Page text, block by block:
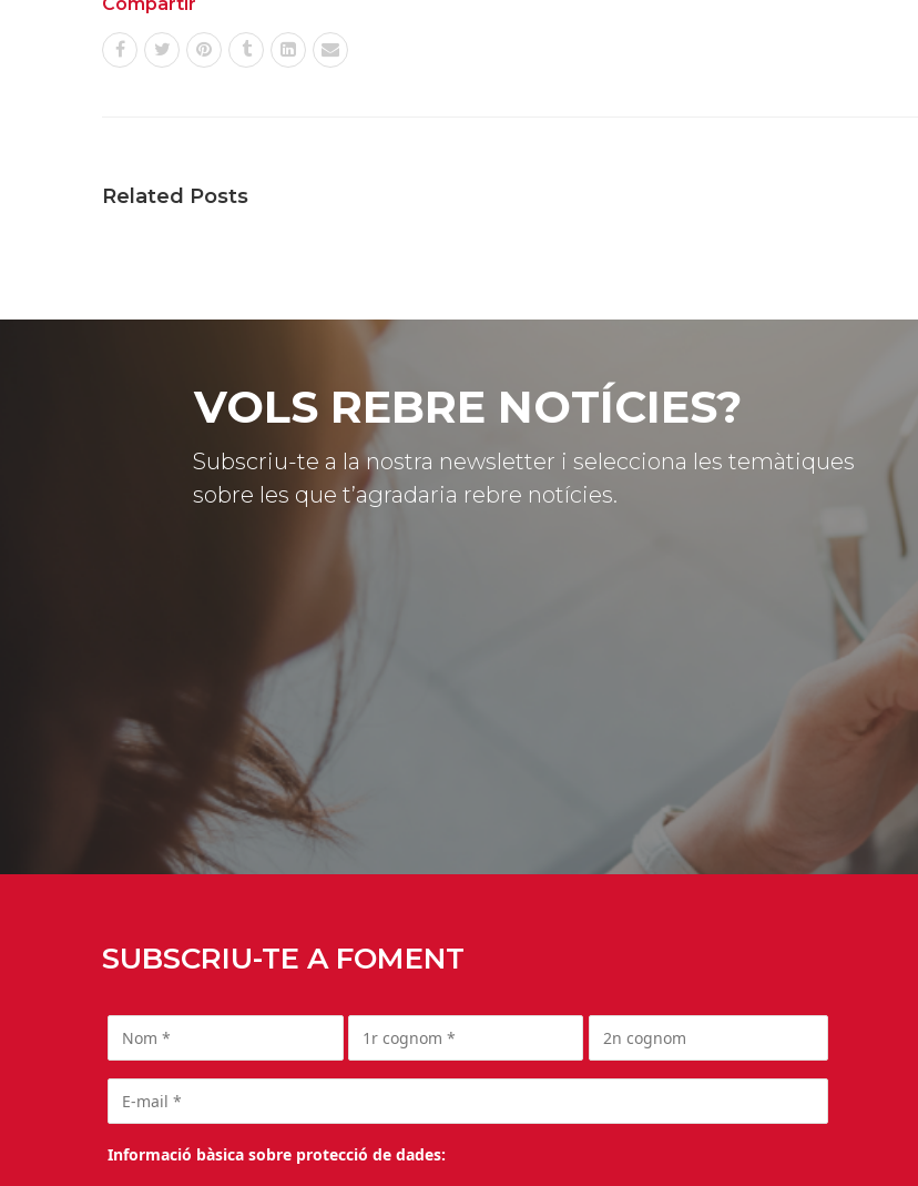
Related Posts
VOLS REBRE NOTÍCIES?
Subscriu-te a la nostra newsletter i selecciona les temàtiques
sobre les que t’agradaria rebre notícies.
SUBSCRIU-TE A FOMENT
Informació bàsica sobre protecció de dades: